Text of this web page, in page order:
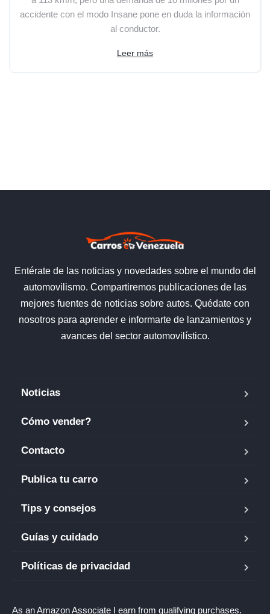
accidente con el modo Insane pone en duda la información
al conductor.
Leer más
Entérate de las noticias y novedades sobre el mundo del
automovilismo. Compartiremos publicaciones de las
mejores fuentes de noticias sobre autos. Quédate con
nosotros para aprender e informarte de lanzamientos y
avances del sector automovilístico.
Noticias
Cómo vender?
Contacto
Publica tu carro
Tips y consejos
Guías y cuidado
Políticas de privacidad
As an Amazon Associate I earn from qualifying purchases.